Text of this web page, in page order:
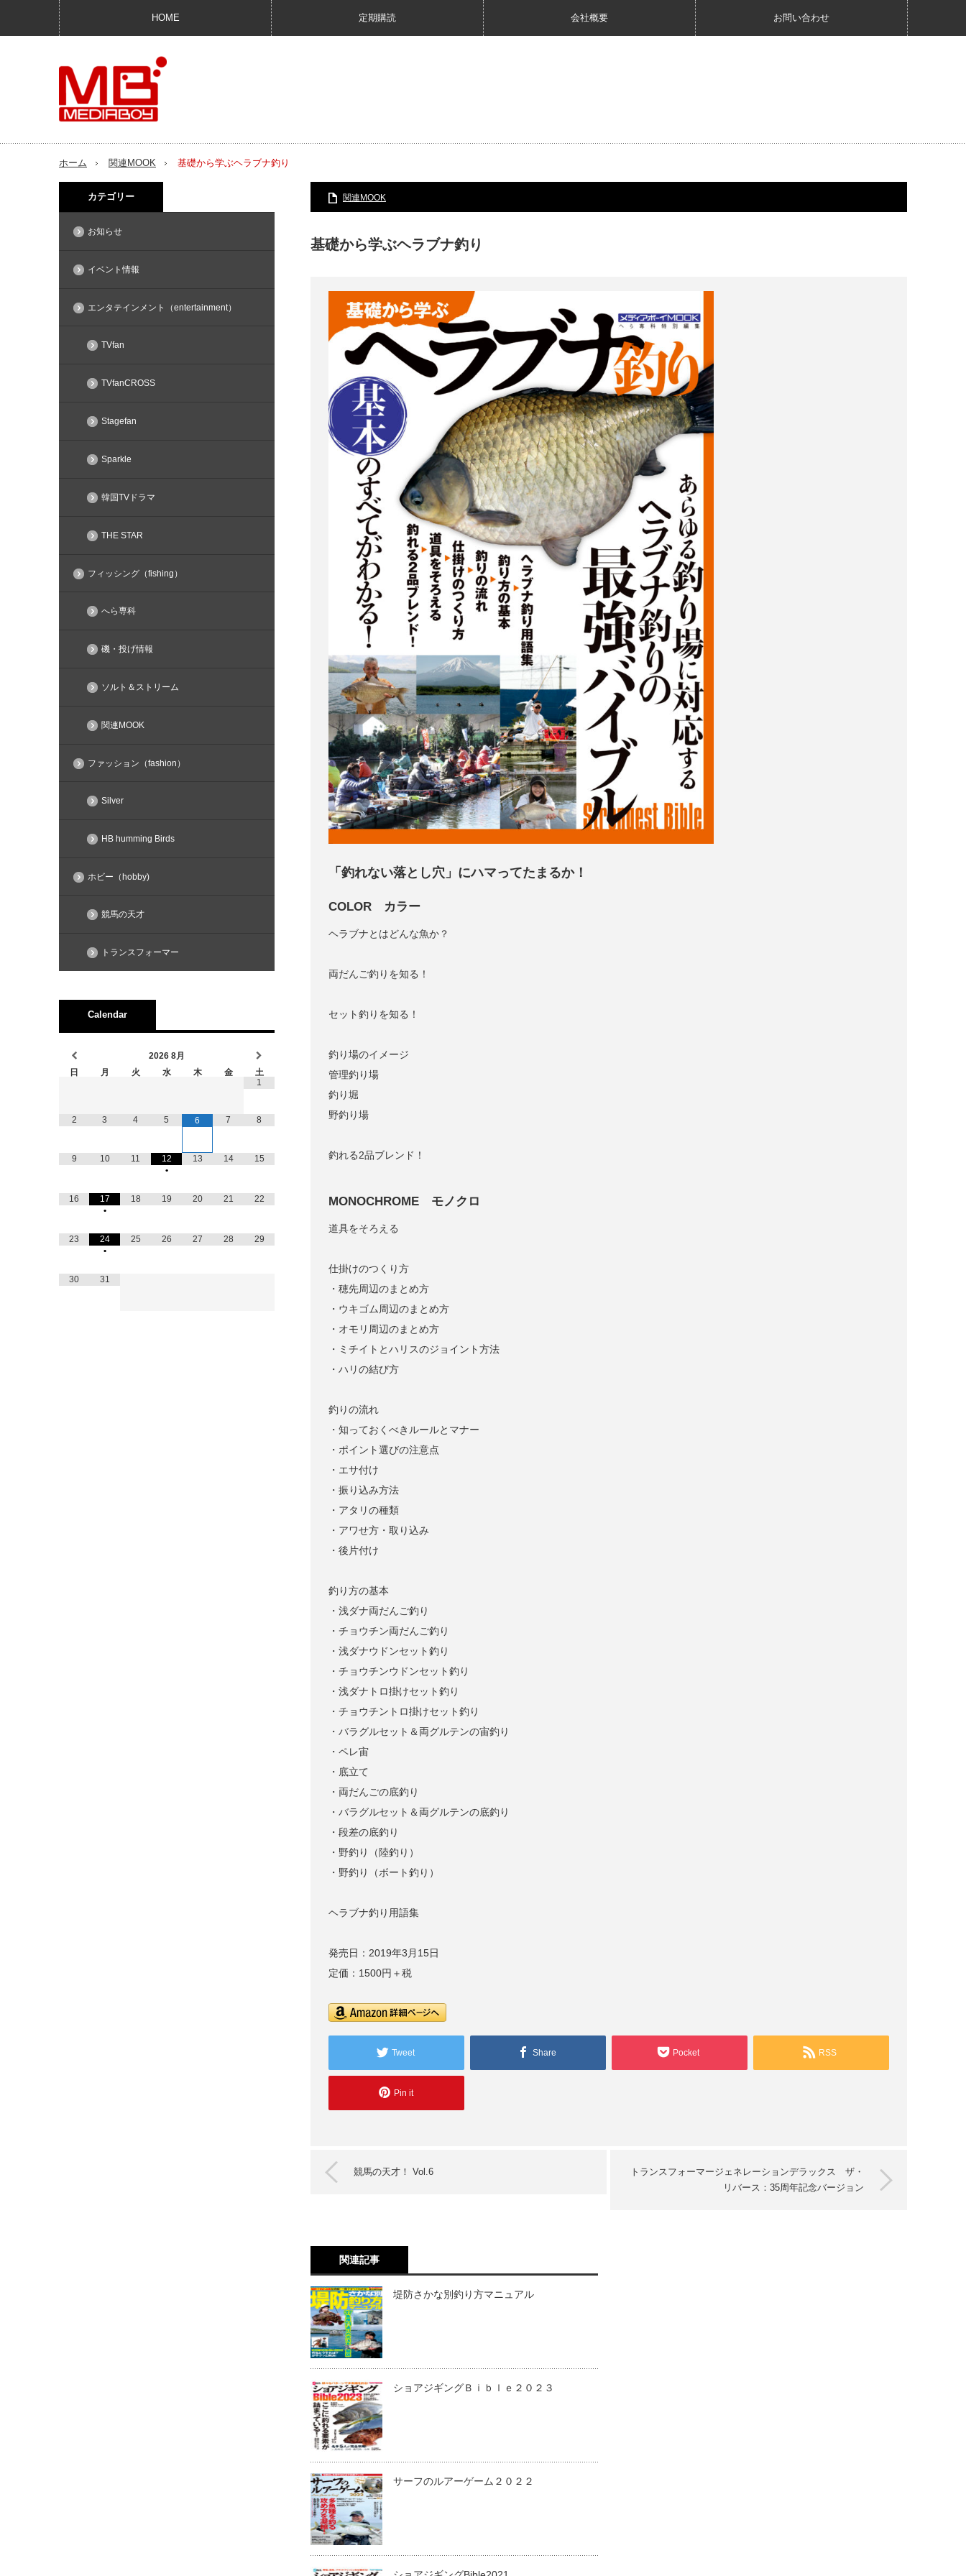
HOME 定期購読 会社概要 お問い合わせ
ホーム 関連MOOK 基礎から学ぶヘラブナ釣り
関連MOOK
基礎から学ぶヘラブナ釣り
「釣れない落とし穴」にハマってたまるか！
COLOR カラー
ヘラブナとはどんな魚か？
両だんご釣りを知る！
セット釣りを知る！
釣り場のイメージ
管理釣り場
釣り堀
野釣り場
釣れる2品ブレンド！
MONOCHROME モノクロ
道具をそろえる
仕掛けのつくり方
・穂先周辺のまとめ方
・ウキゴム周辺のまとめ方
・オモリ周辺のまとめ方
・ミチイトとハリスのジョイント方法
・ハリの結び方
釣りの流れ
・知っておくべきルールとマナー
・ポイント選びの注意点
・エサ付け
・振り込み方法
・アタリの種類
・アワせ方・取り込み
・後片付け
釣り方の基本
・浅ダナ両だんご釣り
・チョウチン両だんご釣り
・浅ダナウドンセット釣り
・チョウチンウドンセット釣り
・浅ダナトロ掛けセット釣り
・チョウチントロ掛けセット釣り
・バラグルセット＆両グルテンの宙釣り
・ペレ宙
・底立て
・両だんごの底釣り
・バラグルセット＆両グルテンの底釣り
・段差の底釣り
・野釣り（陸釣り）
・野釣り（ボート釣り）
ヘラブナ釣り用語集
発売日：2019年3月15日
定価：1500円＋税
Tweet Share Pocket RSS
Pin it
競馬の天才！ Vol.6
トランスフォーマージェネレーションデラックス ザ・
リバース：35周年記念バージョン
関連記事
堤防さかな別釣り方マニュアル
ショアジギングＢｉｂｌｅ２０２３
サーフのルアーゲーム２０２２
カテゴリー
お知らせ
イベント情報
エンタテインメント（entertainment）
TVfan
TVfanCROSS
Stagefan
Sparkle
韓国TVドラマ
THE STAR
フィッシング（fishing）
へら専科
磯・投げ情報
ソルト＆ストリーム
関連MOOK
ファッション（fashion）
Silver
HB humming Birds
ホビー（hobby)
競馬の天才
トランスフォーマー
Calendar
2026 8月
日
月 火 水 木 金
土
1
2 3 4 5 6 7 8
9 10 11
12
•
13 14 15
16
17
•
18 19 20 21 22
23
24
•
25 26 27 28 29
30 31